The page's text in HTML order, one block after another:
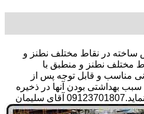
در نقاط مختلف نطنز و
مختلف نطنز و منطبق با
مناسب و قابل توجه پس از
بهداشتی بودن آنها در ذخیره
سازی آب آشامیدنی و سالم برای مدت زیاد و قیمت متعادل و مناسب و همچنین سرمایه گذاری در امور شبکه های آبرسانی مشتریان در همه نقاط نطنز مخازنی را معرفی نماید.09123701807 آقای سلیمان